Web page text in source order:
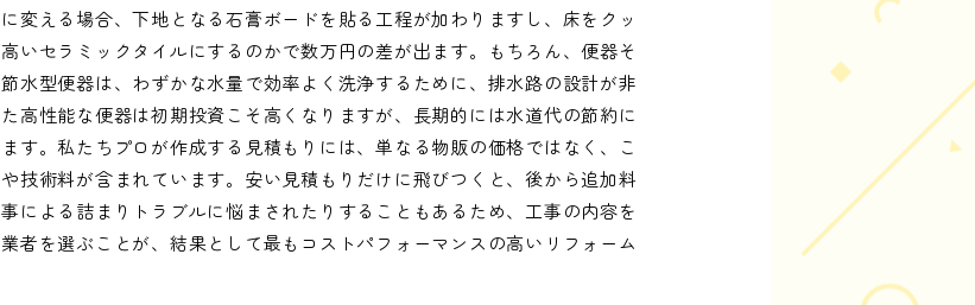
変える場合、下地となる石膏ボードを貼る工程が加わりますし、床をクッ
いセラミックタイルにするのかで数万円の差が出ます。もちろん、便器そ
水型便器は、わずかな水量で効率よく洗浄するために、排水路の設計が非
高性能な便器は初期投資こそ高くなりますが、長期的には水道代の節約に
す。私たちプロが作成する見積もりには、単なる物販の価格ではなく、こ
技術料が含まれています。安い見積もりだけに飛びつくと、後から追加料
による詰まりトラブルに悩まされたりすることもあるため、工事の内容を
者を選ぶことが、結果として最もコストパフォーマンスの高いリフォーム